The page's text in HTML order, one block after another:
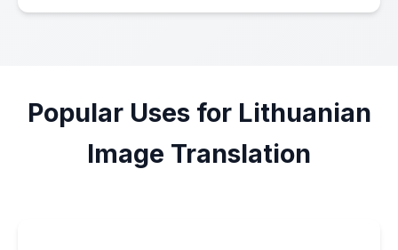
Popular Uses for Lithuanian
Image Translation